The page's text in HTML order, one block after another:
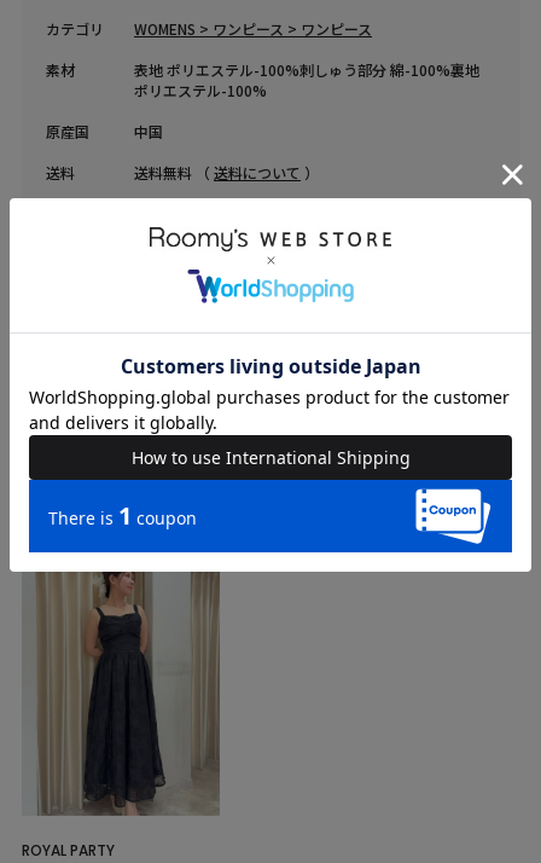
カテゴリ
WOMENS > ワンピース > ワンピース
素材
表地 ポリエステル-100%刺しゅう部分 綿-100%裏地
ポリエステル-100%
原産国
中国
送料
送料無料 （ 送料について ）
ジャガードフラワーロングフレアワンピース
73622211
Instagram Post
ROYAL PARTY